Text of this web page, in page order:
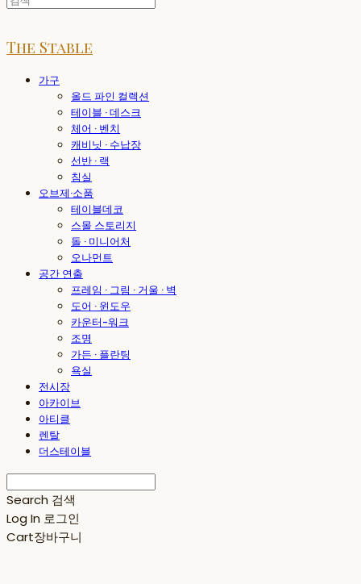
The Stable
가구
올드 파인 컬렉션
테이블 · 데스크
체어 · 벤치
캐비닛 · 수납장
선반 · 랙
침실
오브제·소품
테이블데코
스몰 스토리지
돌 · 미니어처
오나먼트
공간 연출
프레임 · 그림 · 거울 · 벽
도어 · 윈도우
카운터-워크
조명
가든 · 플란팅
욕실
전시장
아카이브
아티클
렌탈
더스테이블
Search 검색
Log In 로그인
Cart장바구니